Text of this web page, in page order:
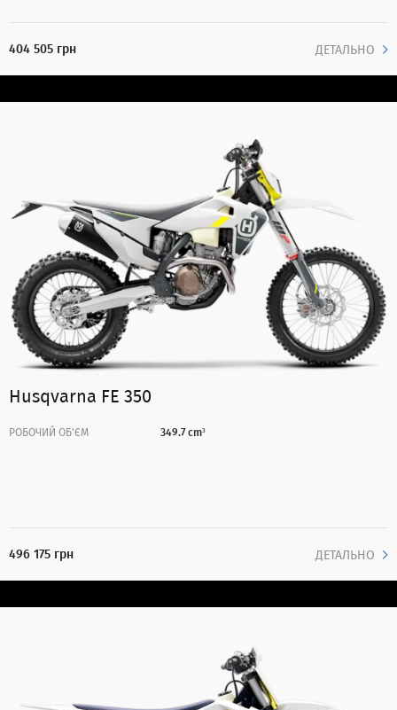
404 505 грн ДЕТАЛЬНО
Husqvarna FE 350
РОБОЧИЙ ОБ'ЄМ 349.7 cm³
496 175 грн ДЕТАЛЬНО